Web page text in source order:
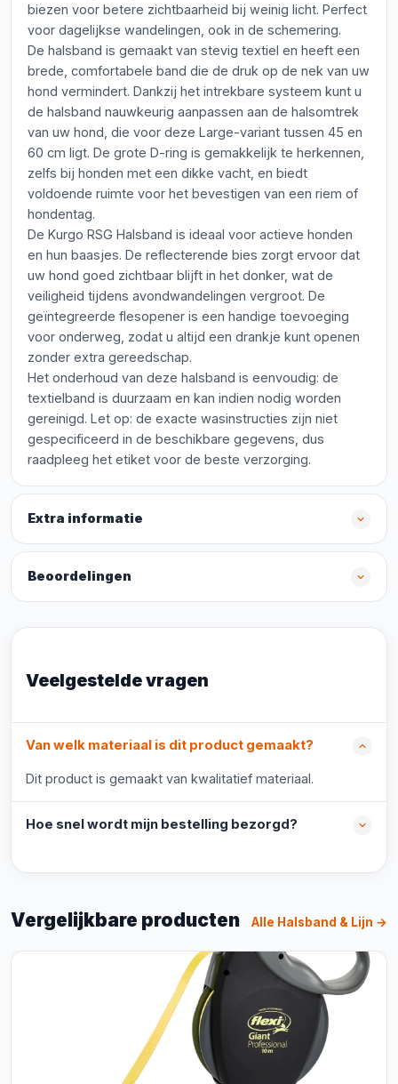
biezen voor betere zichtbaarheid bij weinig licht. Perfect
voor dagelijkse wandelingen, ook in de schemering.
De halsband is gemaakt van stevig textiel en heeft een
brede, comfortabele band die de druk op de nek van uw
hond vermindert. Dankzij het intrekbare systeem kunt u
de halsband nauwkeurig aanpassen aan de halsomtrek
van uw hond, die voor deze Large-variant tussen 45 en
60 cm ligt. De grote D-ring is gemakkelijk te herkennen,
zelfs bij honden met een dikke vacht, en biedt
voldoende ruimte voor het bevestigen van een riem of
hondentag.
De Kurgo RSG Halsband is ideaal voor actieve honden
en hun baasjes. De reflecterende bies zorgt ervoor dat
uw hond goed zichtbaar blijft in het donker, wat de
veiligheid tijdens avondwandelingen vergroot. De
geïntegreerde flesopener is een handige toevoeging
voor onderweg, zodat u altijd een drankje kunt openen
zonder extra gereedschap.
Het onderhoud van deze halsband is eenvoudig: de
textielband is duurzaam en kan indien nodig worden
gereinigd. Let op: de exacte wasinstructies zijn niet
gespecificeerd in de beschikbare gegevens, dus
raadpleeg het etiket voor de beste verzorging.
Extra informatie
Beoordelingen
Veelgestelde vragen
Van welk materiaal is dit product gemaakt?
Dit product is gemaakt van kwalitatief materiaal.
Hoe snel wordt mijn bestelling bezorgd?
Vergelijkbare producten Alle Halsband & Lijn →